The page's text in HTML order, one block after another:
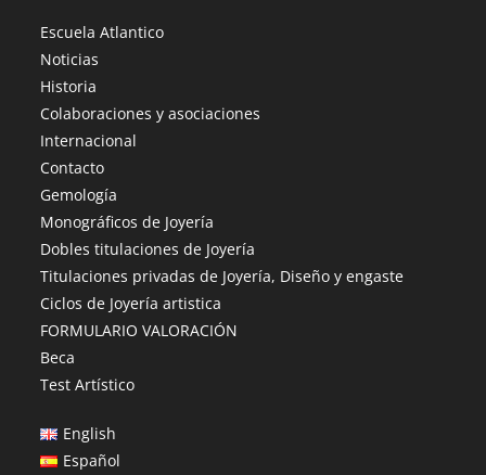
Escuela Atlantico
Noticias
Historia
Colaboraciones y asociaciones
Internacional
Contacto
Gemología
Monográficos de Joyería
Dobles titulaciones de Joyería
Titulaciones privadas de Joyería, Diseño y engaste
Ciclos de Joyería artistica
FORMULARIO VALORACIÓN
Beca
Test Artístico
English
Español